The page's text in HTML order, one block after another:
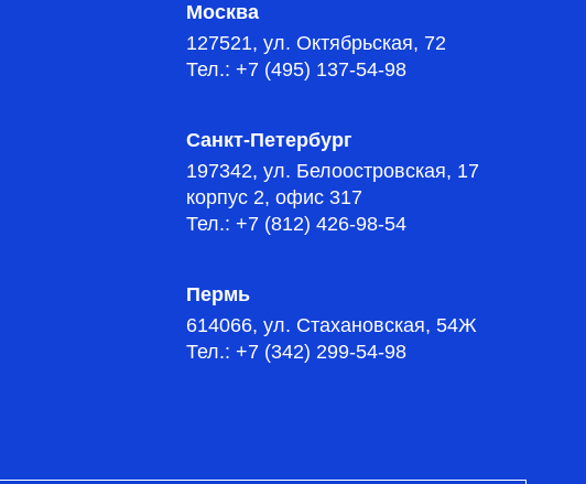
Москва
127521, ул. Октябрьская, 72
Тел.: +7 (495) 137-54-98
Санкт-Петербург
197342, ул. Белоостровская, 17
корпус 2, офис 317
Тел.: +7 (812) 426-98-54
Пермь
614066, ул. Стахановская, 54Ж
Тел.: +7 (342) 299-54-98